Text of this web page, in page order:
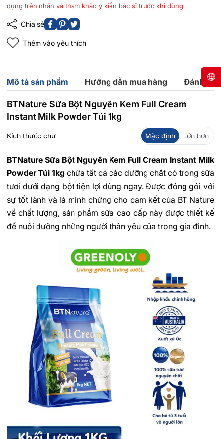
dụng trên nhãn và tham khảo ý kiến bác sĩ trước khi dùng.
Chia sẻ
Thêm vào yêu thích
Mô tả sản phẩm Hướng dẫn mua hàng Đánh giá
BTNature Sữa Bột Nguyên Kem Full Cream
Instant Milk Powder Túi 1kg
Kích thước chữ Mặc định Lớn hơn
BTNature Sữa Bột Nguyên Kem Full Cream Instant Milk
Powder Túi 1kg chứa tất cả các dưỡng chất có trong sữa
tươi dưới dạng bột tiện lợi dùng ngay. Được đóng gói với
sự tốt lành và là minh chứng cho cam kết của BT Nature
về chất lượng, sản phẩm sữa cao cấp này được thiết kế
để nuôi dưỡng những người thân yêu của trong gia đình.